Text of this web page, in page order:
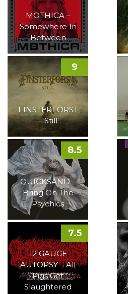
MOTHICA –
Somewhere In
Between
FINSTERFORST
– Still
9
QUICKSAND –
Bring On The
Psychics
8.5
12 GAUGE
AUTOPSY – All
Pigs Get
Slaughtered
7.5